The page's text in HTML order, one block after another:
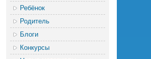
Ребёнок
Родитель
Блоги
Конкурсы